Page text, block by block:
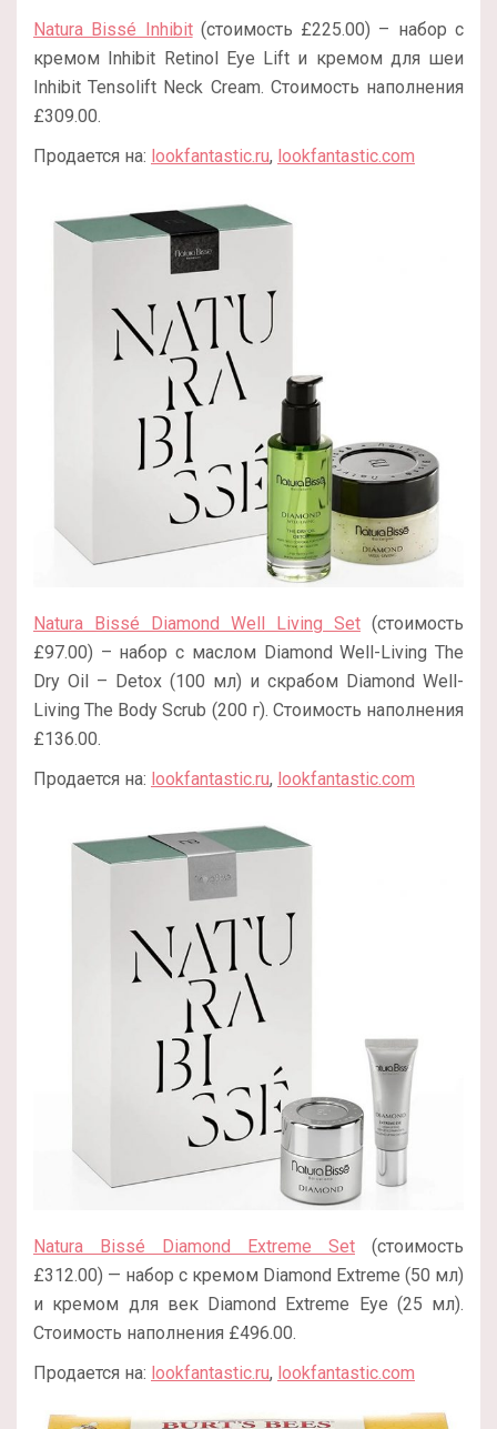
Natura Bissé Inhibit(стоимость £225.00) – набор с
кремом Inhibit Retinol Eye Lift и кремом для шеи
Inhibit Tensolift Neck Cream. Стоимость наполнения
£309.00.
Продается на: lookfantastic.ru, lookfantastic.com
Natura Bissé Diamond Well Living Set (стоимость
£97.00) – набор с маслом Diamond Well-Living The
Dry Oil – Detox (100 мл) и скрабом Diamond Well-
Living The Body Scrub (200 г). Стоимость наполнения
£136.00.
Продается на: lookfantastic.ru, lookfantastic.com
Natura Bissé Diamond Extreme Set (стоимость
£312.00) — набор с кремом Diamond Extreme (50 мл)
и кремом для век Diamond Extreme Eye (25 мл).
Стоимость наполнения £496.00.
Продается на: lookfantastic.ru, lookfantastic.com